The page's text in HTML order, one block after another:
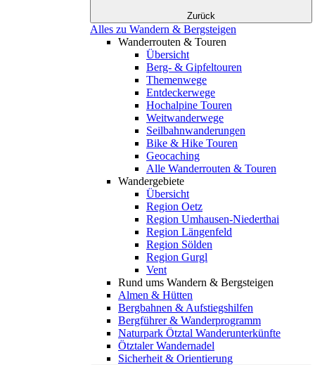
Zurück
Alles zu Wandern & Bergsteigen
Wanderrouten & Touren
Übersicht
Berg- & Gipfeltouren
Themenwege
Entdeckerwege
Hochalpine Touren
Weitwanderwege
Seilbahnwanderungen
Bike & Hike Touren
Geocaching
Alle Wanderrouten & Touren
Wandergebiete
Übersicht
Region Oetz
Region Umhausen-Niederthai
Region Längenfeld
Region Sölden
Region Gurgl
Vent
Rund ums Wandern & Bergsteigen
Almen & Hütten
Bergbahnen & Aufstiegshilfen
Bergführer & Wanderprogramm
Naturpark Ötztal Wanderunterkünfte
Ötztaler Wandernadel
Sicherheit & Orientierung